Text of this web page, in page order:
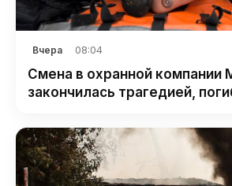
Вчера 08:04
Смена в охранной компании
закончилась трагедией,